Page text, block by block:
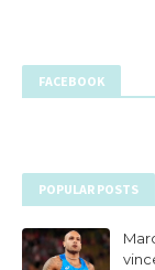
FACEBOOK
POPULAR POSTS